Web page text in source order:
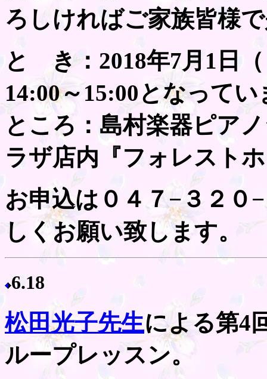
ろしければご家族皆様
と き：2018年7月1日
14:00～15:00となって
ところ：島村楽器ピア
ラザ店内『フォレスト
お申込は０４７−３２０
しくお願い致します。
6.18
松田光子先生による第4
ループレッスン。